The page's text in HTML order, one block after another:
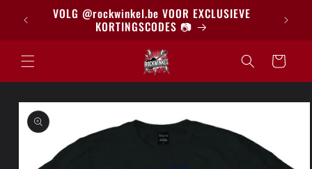
naar deVOLG @rockwinkel.be VOOR EXCLUSIEVE
KORTINGSCODES 📷
Winkelwagen
direct naar